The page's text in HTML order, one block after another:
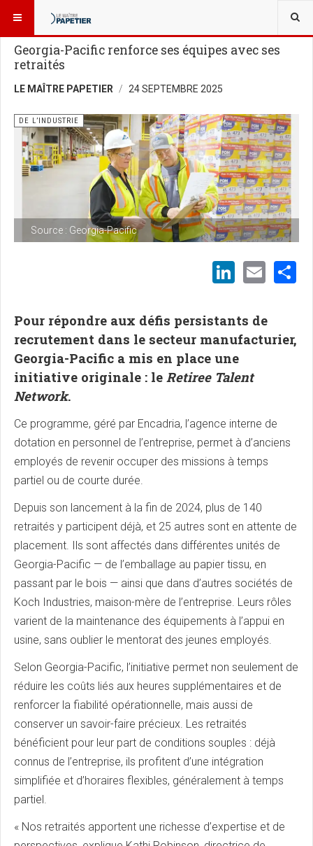
VOUS ÊTES ICI :
Georgia-Pacific renforce ses équipes avec ses
retraités
LE MAÎTRE PAPETIER 24 SEPTEMBRE 2025
Source : Georgia-Pacific
DE L’INDUSTRIE
Pour répondre aux défis persistants de
recrutement dans le secteur manufacturier,
Georgia-Pacific a mis en place une
initiative originale : le Retiree Talent
Network.
Ce programme, géré par Encadria, l’agence interne de
dotation en personnel de l’entreprise, permet à d’anciens
employés de revenir occuper des missions à temps
partiel ou de courte durée.
Depuis son lancement à la fin de 2024, plus de 140
retraités y participent déjà, et 25 autres sont en attente de
placement. Ils sont affectés dans différentes unités de
Georgia-Pacific — de l’emballage au papier tissu, en
passant par le bois — ainsi que dans d’autres sociétés de
Koch Industries, maison-mère de l’entreprise. Leurs rôles
varient de la maintenance des équipements à l’appui en
usine, sans oublier le mentorat des jeunes employés.
Selon Georgia-Pacific, l’initiative permet non seulement de
réduire les coûts liés aux heures supplémentaires et de
renforcer la fiabilité opérationnelle, mais aussi de
conserver un savoir-faire précieux. Les retraités
bénéficient pour leur part de conditions souples : déjà
connus de l’entreprise, ils profitent d’une intégration
simplifiée et d’horaires flexibles, généralement à temps
partiel.
« Nos retraités apportent une richesse d’expertise et de